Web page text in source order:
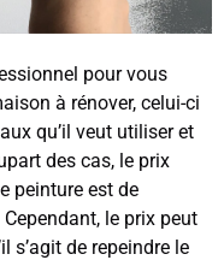
pour vous
à rénover, celui-ci
qu’il veut utiliser et
des cas, le prix
peinture est de
le prix peut
s’agit de repeindre le